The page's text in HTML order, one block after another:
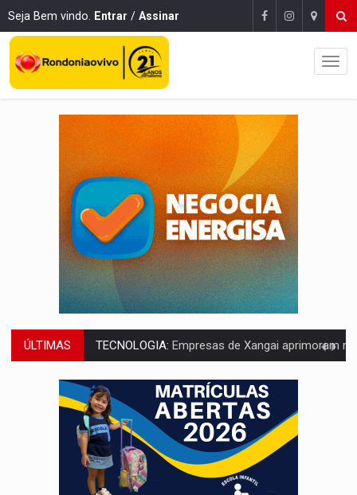
Seja Bem vindo. Entrar / Assinar
ÚLTIMAS PROTEGE A TERRA:China descobre como explodir asteroide com bomba
VÍDEO:Motociclista morre após bater na traseira de
PARECE UM NUGGET: Essa receita com frango virou o meu
EMPREENDEDORISMO:7 negócios que podem começar com pouco dinheiro e
GIGANTE DA AMÉRICA: Brasil reúne dimensão continental e posição